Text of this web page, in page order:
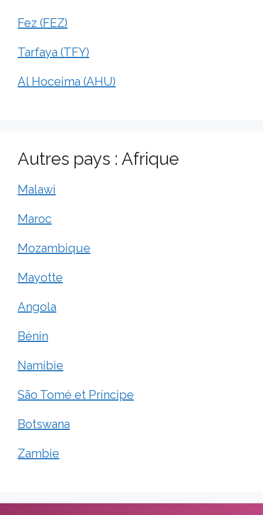
Fez (FEZ)
Tarfaya (TFY)
Al Hoceima (AHU)
Autres pays : Afrique
Malawi
Maroc
Mozambique
Mayotte
Angola
Bénin
Namibie
São Tomé et Príncipe
Botswana
Zambie